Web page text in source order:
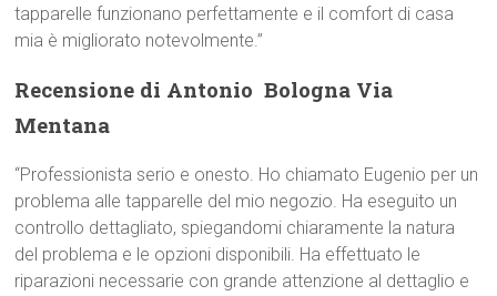
tapparelle funzionano perfettamente e il comfort di casa
mia è migliorato notevolmente.”
Recensione di Antonio  Bologna Via
Mentana
“Professionista serio e onesto. Ho chiamato Eugenio per un
problema alle tapparelle del mio negozio. Ha eseguito un
controllo dettagliato, spiegandomi chiaramente la natura
del problema e le opzioni disponibili. Ha effettuato le
riparazioni necessarie con grande attenzione al dettaglio e